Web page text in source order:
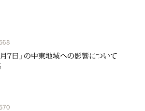
月7日」の中東地域への影響について